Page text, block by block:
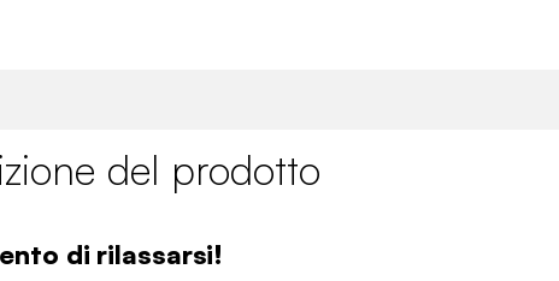
del prodotto
di rilassarsi!